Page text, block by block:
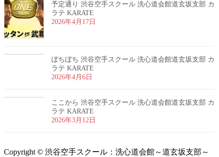
予定通り 渋谷空手スクール 洗心道会館道玄坂支部 カ
ラテ KARATE
2026年4月17日
ぼちぼち 渋谷空手スクール 洗心道会館道玄坂支部 カ
ラテ KARATE
2026年4月6日
ここから 渋谷空手スクール 洗心道会館道玄坂支部 カ
ラテ KARATE
2026年3月12日
Copyright © 渋谷空手スクール：洗心道会館～道玄坂支部～